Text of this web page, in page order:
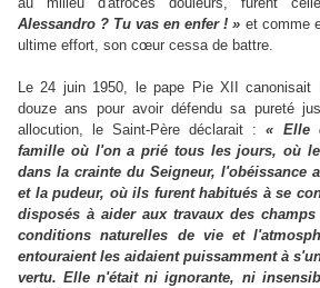
Alessandro ? Tu vas en enfer ! » et comme
ultime effort, son cœur cessa de battre.
Le 24 juin 1950, le pape Pie XII canonisait
douze ans pour avoir défendu sa pureté
allocution, le Saint-Père déclarait :« Elle
famille où l'on a prié tous les jours, où
dans la crainte du Seigneur, l'obéissance
et la pudeur, où ils furent habitués à se
disposés à aider aux travaux des
conditions naturelles de vie et
entouraient les aidaient puissamment à
vertu. Elle n'était ni ignorante, ni